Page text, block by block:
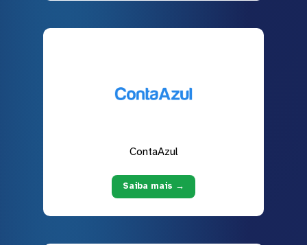
ContaAzul
Saiba mais →